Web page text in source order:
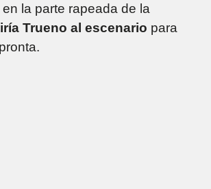
la parte rapeada de la
Trueno al escenario para